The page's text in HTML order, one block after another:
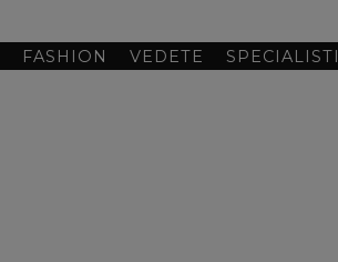
FASHION VEDETE SPECIALISTI